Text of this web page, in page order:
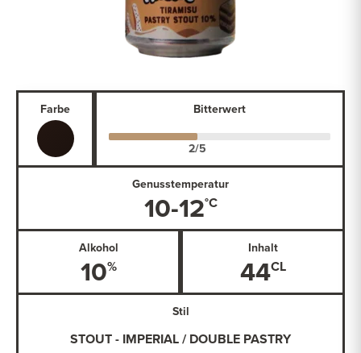
Farbe Bitterwert
Genusstemperatur
10-12
Alkohol
10
Inhalt
44
Stil
STOUT - IMPERIAL / DOUBLE PASTRY